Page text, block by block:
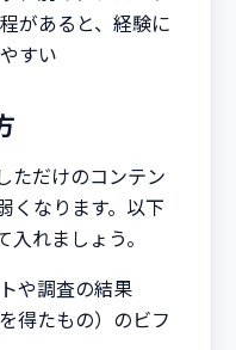
があると、経験に
すい
ただけのコンテン
くなります。以下
れましょう。
や調査の結果
得たもの）のビフ